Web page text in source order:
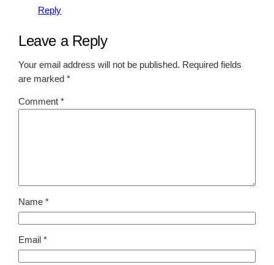
Reply
Leave a Reply
Your email address will not be published. Required fields
are marked*
Comment*
Name*
Email*